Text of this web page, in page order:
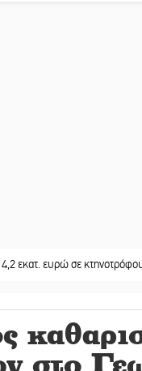
ευρώ σε κτηνοτρόφους για
στο